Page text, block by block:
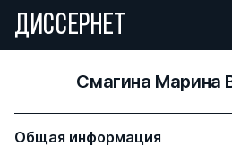
ДИССЕРНЕТ
Смагина Марина
Общая информация